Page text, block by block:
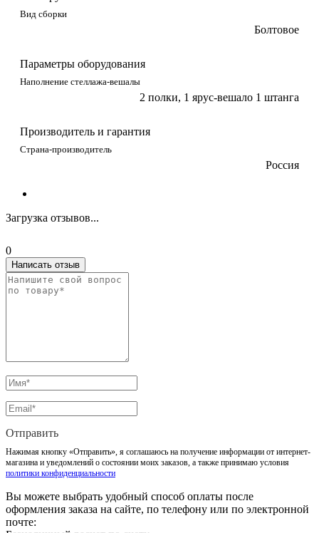
Вид сборки
Болтовое
Параметры оборудования
Наполнение стеллажа-вешалы
2 полки, 1 ярус-вешало 1 штанга
Производитель и гарантия
Страна-производитель
Россия
Загрузка отзывов...
0
Написать отзыв
Отправить
Нажимая кнопку «Отправить», я соглашаюсь на получение информации от интернет-
магазина и уведомлений о состоянии моих заказов, а также принимаю условия
политики конфиденциальности
Вы можете выбрать удобный способ оплаты после
оформления заказа на сайте, по телефону или по электронной
почте: